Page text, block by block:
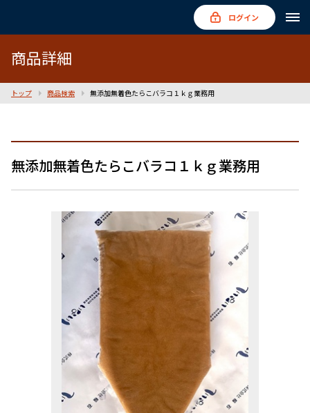
ログイン
商品詳細
トップ 商品検索 無添加無着色たらこバラコ１ｋｇ業務用
無添加無着色たらこバラコ１ｋｇ業務用